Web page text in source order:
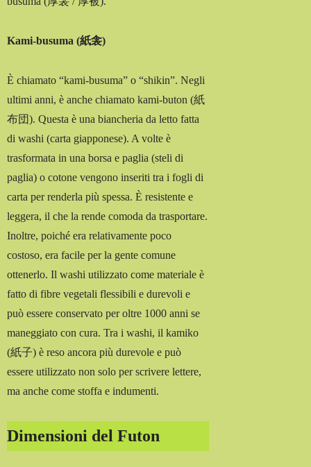
Kami-busuma (紙衾)
È chiamato “kami-busuma” o “shikin”. Negli
ultimi anni, è anche chiamato kami-buton (紙
布団). Questa è una biancheria da letto fatta
di washi (carta giapponese). A volte è
trasformata in una borsa e paglia (steli di
paglia) o cotone vengono inseriti tra i fogli di
carta per renderla più spessa. È resistente e
leggera, il che la rende comoda da trasportare.
Inoltre, poiché era relativamente poco
costoso, era facile per la gente comune
ottenerlo. Il washi utilizzato come materiale è
fatto di fibre vegetali flessibili e durevoli e
può essere conservato per oltre 1000 anni se
maneggiato con cura. Tra i washi, il kamiko
(紙子) è reso ancora più durevole e può
essere utilizzato non solo per scrivere lettere,
ma anche come stoffa e indumenti.
Dimensioni del Futon